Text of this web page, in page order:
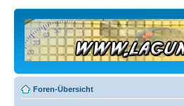
Foren-Übersicht